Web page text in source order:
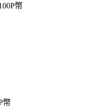
幣
幣